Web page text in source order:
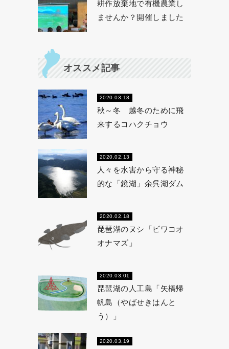
耕作放棄地で有機農業し
ませんか？開催しました
オススメ記事
2020.03.18
秋～冬 越冬のために飛
来するコハクチョウ
2020.02.13
人々を水害から守る神秘
的な「鏡湖」余呉湖ダム
2020.02.18
琵琶湖のヌシ「ビワコオ
オナマズ」
2020.03.01
琵琶湖の人工島「矢橋帰
帆島（やばせきはんと
う）」
2020.03.19